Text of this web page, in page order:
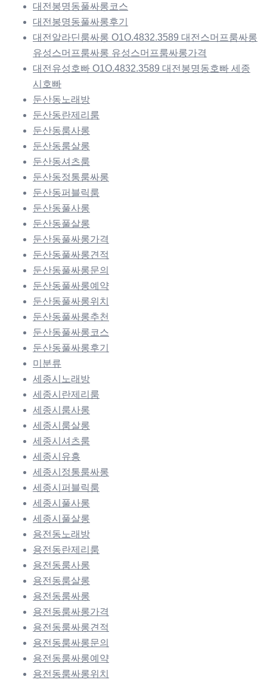
대전봉명동풀싸롱코스
대전봉명동풀싸롱후기
대전알라딘룸싸롱 O1O.4832.3589 대전스머프룸싸롱
유성스머프룸싸롱 유성스머프룸싸롱가격
대전유성호빠 O1O.4832.3589 대전봉명동호빠 세종
시호빠
둔산동노래방
둔산동란제리룸
둔산동룸사롱
둔산동룸살롱
둔산동셔츠룸
둔산동정통룸싸롱
둔산동퍼블릭룸
둔산동풀사롱
둔산동풀살롱
둔산동풀싸롱가격
둔산동풀싸롱견적
둔산동풀싸롱문의
둔산동풀싸롱예약
둔산동풀싸롱위치
둔산동풀싸롱추천
둔산동풀싸롱코스
둔산동풀싸롱후기
미분류
세종시노래방
세종시란제리룸
세종시룸사롱
세종시룸살롱
세종시셔츠룸
세종시유흥
세종시정통룸싸롱
세종시퍼블릭룸
세종시풀사롱
세종시풀살롱
용전동노래방
용전동란제리룸
용전동룸사롱
용전동룸살롱
용전동룸싸롱
용전동룸싸롱가격
용전동룸싸롱견적
용전동룸싸롱문의
용전동룸싸롱예약
용전동룸싸롱위치